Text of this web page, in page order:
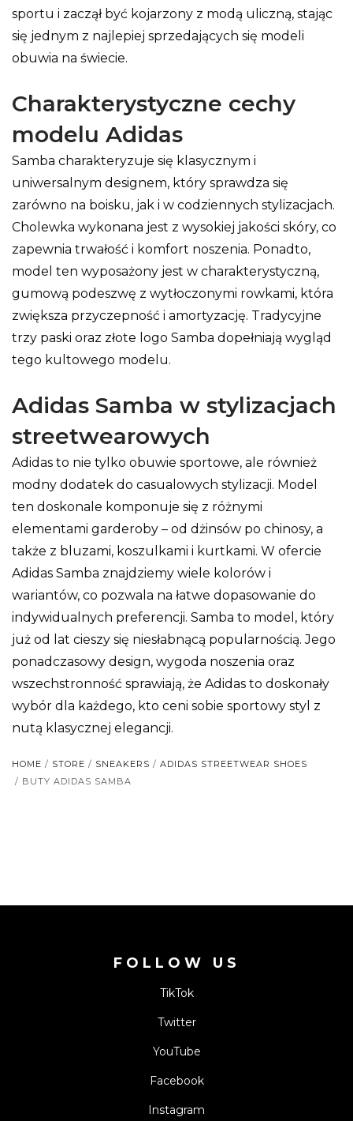
sportu i zaczął być kojarzony z modą uliczną, stając
się jednym z najlepiej sprzedających się modeli
obuwia na świecie.
Charakterystyczne cechy
modelu Adidas
Samba charakteryzuje się klasycznym i
uniwersalnym designem, który sprawdza się
zarówno na boisku, jak i w codziennych stylizacjach.
Cholewka wykonana jest z wysokiej jakości skóry, co
zapewnia trwałość i komfort noszenia. Ponadto,
model ten wyposażony jest w charakterystyczną,
gumową podeszwę z wytłoczonymi rowkami, która
zwiększa przyczepność i amortyzację. Tradycyjne
trzy paski oraz złote logo Samba dopełniają wygląd
tego kultowego modelu.
Adidas Samba w stylizacjach
streetwearowych
Adidas to nie tylko obuwie sportowe, ale również
modny dodatek do casualowych stylizacji. Model
ten doskonale komponuje się z różnymi
elementami garderoby – od dżinsów po chinosy, a
także z bluzami, koszulkami i kurtkami. W ofercie
Adidas Samba znajdziemy wiele kolorów i
wariantów, co pozwala na łatwe dopasowanie do
indywidualnych preferencji. Samba to model, który
już od lat cieszy się niesłabnącą popularnością. Jego
ponadczasowy design, wygoda noszenia oraz
wszechstronność sprawiają, że Adidas to doskonały
wybór dla każdego, kto ceni sobie sportowy styl z
nutą klasycznej elegancji.
HOME / STORE / SNEAKERS / ADIDAS STREETWEAR SHOES
/ BUTY ADIDAS SAMBA
FOLLOW US
TikTok
Twitter
YouTube
Facebook
Instagram